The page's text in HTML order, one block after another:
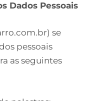
Dados Pessoais
se
pessoais
as seguintes